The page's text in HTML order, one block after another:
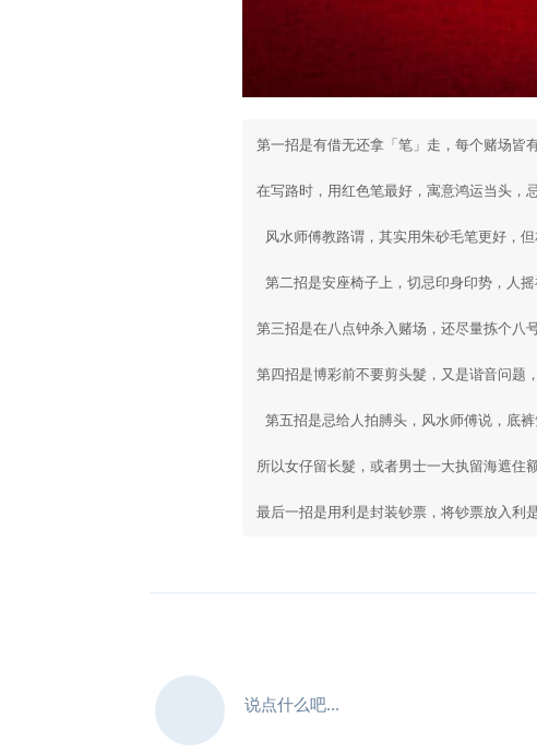
第一招是有借无还拿「笔」走，每个赌场皆
在写路时，用红色笔最好，寓意鸿运当头，
风水师傅教路谓，其实用朱砂毛笔更好，
第二招是安座椅子上，切忌印身印势，人
第三招是在八点钟杀入赌场，还尽量拣个八
第四招是博彩前不要剪头髮，又是谐音问题
第五招是忌给人拍膊头，风水师傅说，底
所以女仔留长髮，或者男士一大执留海遮住
最后一招是用利是封装钞票，将钞票放入利
说点什么吧...